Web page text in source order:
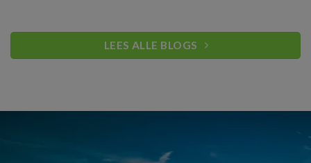
LEES ALLE BLOGS